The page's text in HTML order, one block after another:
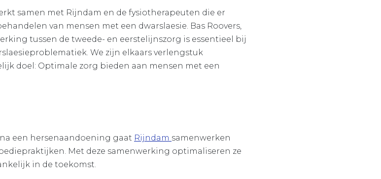
samen met Rijndam en de fysiotherapeuten die er
van mensen met een dwarslaesie. Bas Roovers,
tussen de tweede- en eerstelijnszorg is essentieel bij
We zijn elkaars verlengstuk
doel: Optimale zorg bieden aan mensen met een
een hersenaandoening gaat Rijndam samenwerken
Met deze samenwerking optimaliseren ze
in de toekomst.